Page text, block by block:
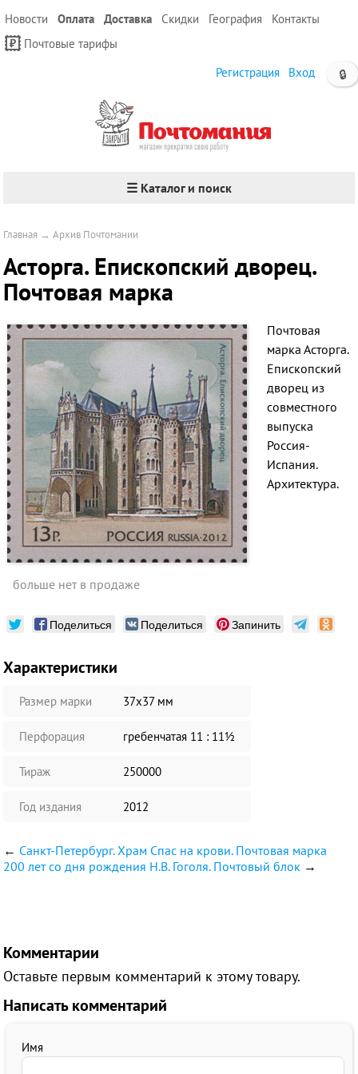
Новости Оплата Доставка Скидки География
Контакты
Почтовые тарифы
🔒
Регистрация Вход
☰ Каталог и поиск
Главная →Архив Почтомании
Асторга. Епископский дворец.
Почтовая марка
Почтовая
марка Асторга.
Епископский
дворец из
совместного
выпуска
Россия-
Испания.
Архитектура.
больше нет в продаже
Поделиться Поделиться Запинить
Характеристики
Размер марки 37х37 мм
Перфорация гребенчатая 11 : 11½
Тираж 250000
Год издания 2012
← Санкт-Петербург. Храм Спас на крови. Почтовая марка
200 лет со дня рождения Н.В. Гоголя. Почтовый блок →
Комментарии
Оставьте первым комментарий к этому товару.
Написать комментарий
Имя